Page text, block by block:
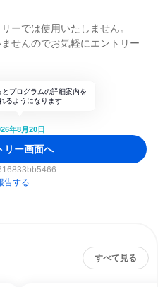
ーでは使用いたしません。
せんのでお気軽にエントリー
とプログラムの詳細案内を
るようになります
年8月20日
リー画面へ
告する
すべて見る